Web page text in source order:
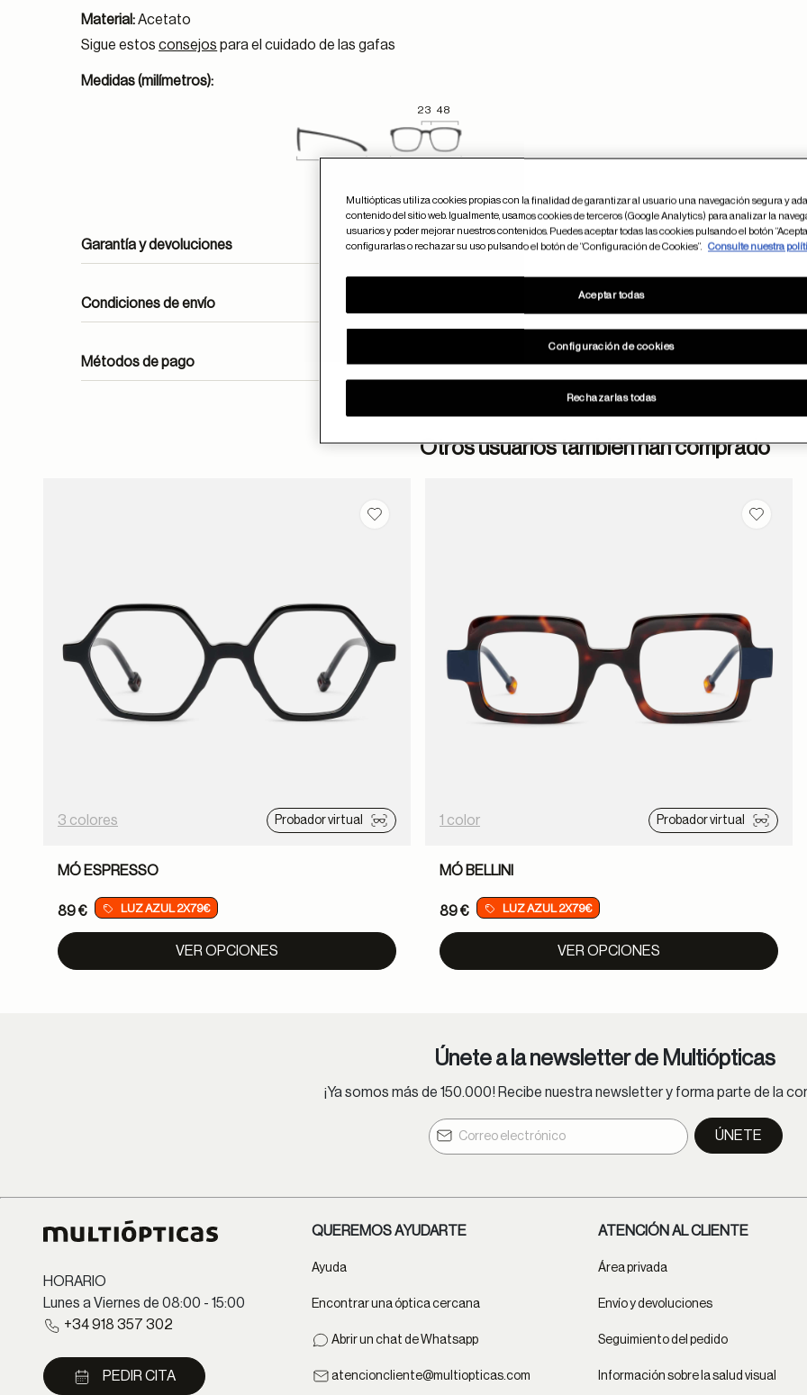
Material:Acetato
Sigue estosconsejos para el cuidado de las gafas
Medidas (milímetros):
23 48
Garantía y devoluciones
Condiciones de envío
Métodos de pago
Otros usuarios también han comprado
Guardar en favoritos
3 colores Probador virtual
MÓ ESPRESSO
89 € LUZ AZUL 2X79€
VER OPCIONES
1 color Probador virtual
MÓ BELLINI
89 € LUZ AZUL 2X79€
VER OPCIONES
Únete a la newsletter de Multiópticas
¡Ya somos más de 150.000! Recibe nuestra newsletter y forma parte de la
ÚNETE
HORARIO
Lunes a Viernes de 08:00 - 15:00
+34 918 357 302
PEDIR CITA
QUEREMOS AYUDARTE
Ayuda
Encontrar una óptica cercana
Abrir un chat de Whatsapp
atencioncliente@multiopticas.com
ATENCIÓN AL CLIENTE
Área privada
Envío y devoluciones
Seguimiento del pedido
Información sobre la salud visual
Multiópticas utiliza cookies propias con la finalidad de garantizar al usuario una navegación segura y
contenido del sitio web. Igualmente, usamos cookies de terceros (Google Analytics) para analizar la
usuarios y poder mejorar nuestros contenidos. Puedes aceptar todas las cookies pulsando el botón
configurarlas o rechazar su uso pulsando el botón de “Configuración de Cookies”.
Consulte nuestra
Configuración de cookies
Rechazarlas todas
Aceptar todas